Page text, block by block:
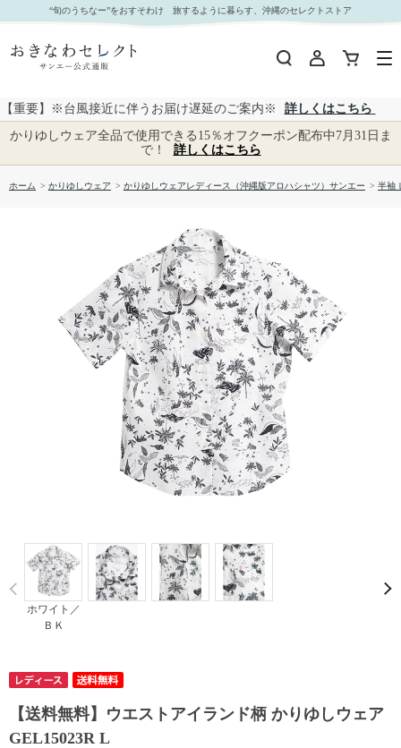
【送料無料】ウエストアイランド柄 かりゆしウェア GEL15023R L｜おきなわセレクト サンエ
ー公式通販
“旬のうちなー”をおすそわけ 旅するように暮らす、沖縄のセレクトストア
【重要】※台風接近に伴うお届け遅延のご案内※
詳しくはこちら
かりゆしウェア全品で使用できる15％オフクーポン配布中7月31日ま
で！
詳しくはこちら
ホーム > かりゆしウェア > かりゆしウェアレディース（沖縄版アロハシャツ）サンエー > 半袖
ホワイト／
ＢＫ
Prev
【送料無料】ウエストアイランド柄 かりゆしウェア
GEL15023R L